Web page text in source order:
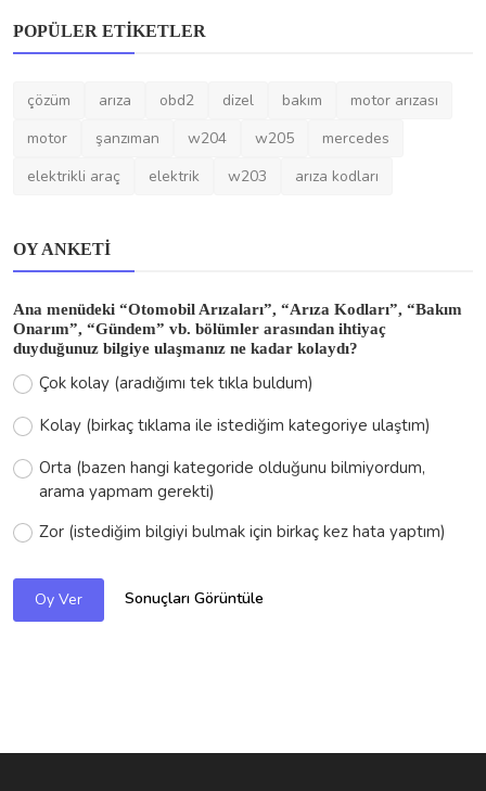
Audi E-Tron GT Electric Drivetrain ve
Charging System A...
POPÜLER ETIKETLER
çözüm arıza obd2 dizel bakım
motor arızası
motor
şanzıman w204 w205
mercedes
elektrikli araç
elektrik w203 arıza kodları
OY ANKETI
Ana menüdeki “Otomobil Arızaları”, “Arıza Kodları”, “Bakım
Onarım”, “Gündem” vb. bölümler arasından ihtiyaç
duyduğunuz bilgiye ulaşmanız ne kadar kolaydı?
Çok kolay (aradığımı tek tıkla buldum)
Kolay (birkaç tıklama ile istediğim kategoriye ulaştım)
Orta (bazen hangi kategoride olduğunu bilmiyordum,
arama yapmam gerekti)
Zor (istediğim bilgiyi bulmak için birkaç kez hata yaptım)
Oy Ver Sonuçları Görüntüle